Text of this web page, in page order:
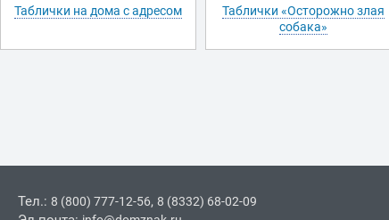
Таблички на дома с адресом
Таблички «Осторожно злая
собака»
Тел.: 8 (800) 777-12-56, 8 (8332) 68-02-09